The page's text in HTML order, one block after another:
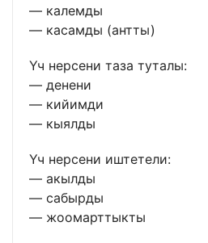
— калемды
— касамды (антты)
Үч нерсени таза туталы:
— денени
— кийимди
— кыялды
Үч нерсени иштетели:
— акылды
— сабырды
— жоомарттыкты